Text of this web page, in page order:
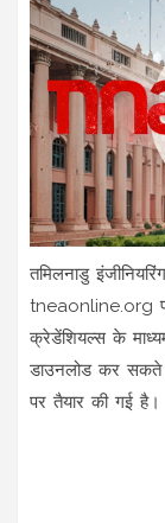
तमिलनाडु
tneaonline.org
क्रेडेंशियल्स के
डाउनलोड कर सकते
पर तैयार की गई है।